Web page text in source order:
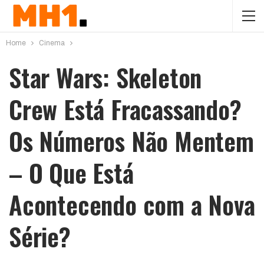
Home Cinema
Star Wars: Skeleton
Crew Está Fracassando?
Os Números Não Mentem
– O Que Está
Acontecendo com a Nova
Série?